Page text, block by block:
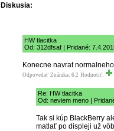
Diskusia:
HW tlacitka
Od: 312dfsaf | Pridané:
Konecne navrat
Odpovedať Známka: 6.2 Hodnotiť:
Re: HW tlacitka
Od: neviem meno |
Tak si kúp BlackBerry
matlať po displeji už